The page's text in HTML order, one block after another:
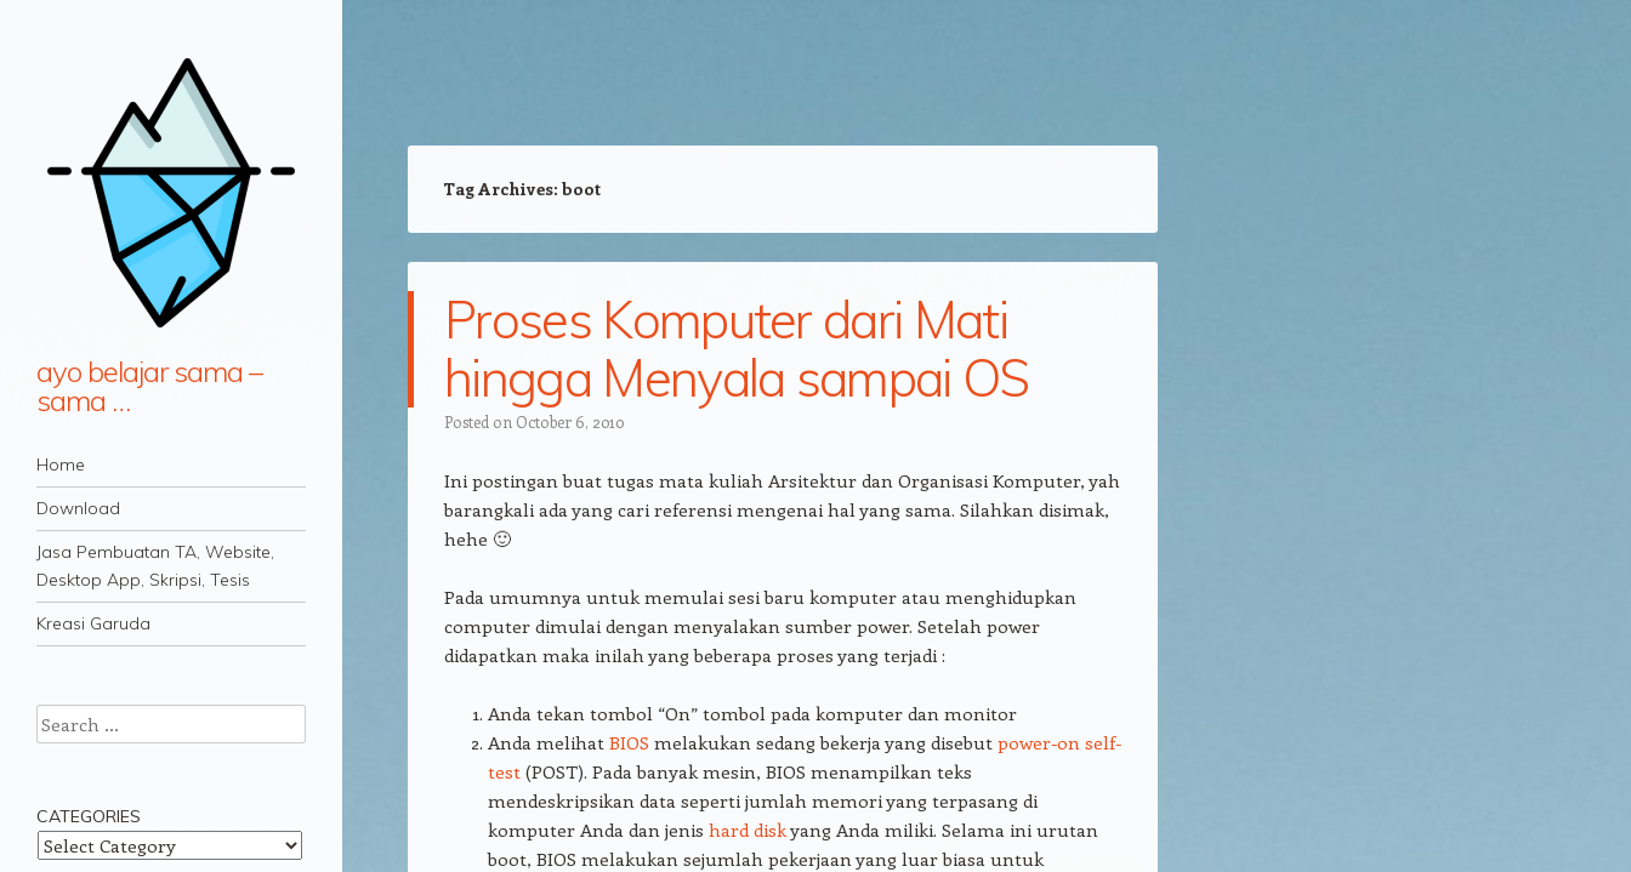
ayo belajar sama –
sama …
Navigation
Skip to content
Home
Download
Jasa Pembuatan TA, Website,
Desktop App, Skripsi, Tesis
Kreasi Garuda
Tag Archives: boot
Proses Komputer dari Mati
hingga Menyala sampai OS
Posted on October 6, 2010
Ini postingan buat tugas mata kuliah Arsitektur dan Organisasi Komputer, yah
barangkali ada yang cari referensi mengenai hal yang sama. Silahkan disimak,
hehe 🙂
Pada umumnya untuk memulai sesi baru komputer atau menghidupkan
computer dimulai dengan menyalakan sumber power. Setelah power
didapatkan maka inilah yang beberapa proses yang terjadi :
Anda tekan tombol “On” tombol pada komputer dan monitor
Anda melihat BIOS melakukan sedang bekerja yang disebut power-on self-
test (POST). Pada banyak mesin, BIOS menampilkan teks
mendeskripsikan data seperti jumlah memori yang terpasang di
komputer Anda dan jenis hard diskyang Anda miliki. Selama ini urutan
boot, BIOS melakukan sejumlah pekerjaan yang luar biasa untuk
Search
CATEGORIES
Categories